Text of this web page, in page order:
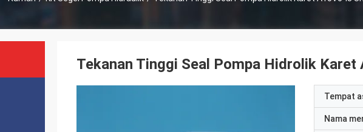
Tekanan Tinggi Seal Pompa Hidrolik
Tempat
Nama